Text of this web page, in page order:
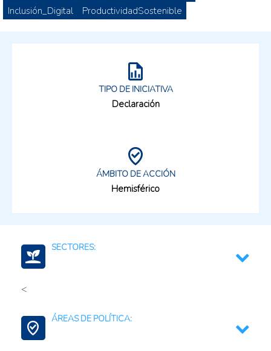
Inclusión_Digital
ProductividadSostenible
TIPO DE INICIATIVA
Declaración
ÁMBITO DE ACCIÓN
Hemisférico
SECTORES:
<
ÁREAS DE POLÍTICA: